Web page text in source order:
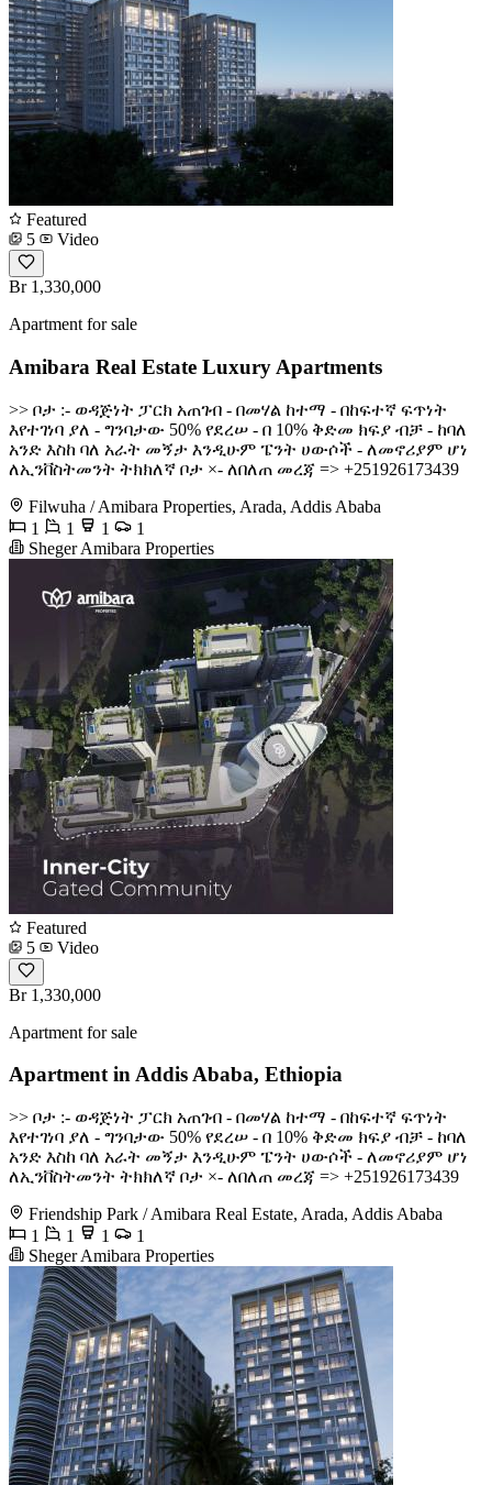
Featured
5
Video
Br 1,330,000
Apartment for sale
Amibara Real Estate Luxury Apartments
>> ቦታ :- ወዳጅነት ፓርክ አጠገብ - በመሃል ከተማ - በከፍተኛ ፍጥነት
እየተገነባ ያለ - ግንባታው 50% የደረሠ - በ 10% ቅድመ ክፍያ ብቻ - ከባለ
አንድ እስከ ባለ አራት መኝታ እንዲሁም ፔንት ሀውሶች - ለመኖሪያም ሆነ
ለኢንቨስትመንት ትክክለኛ ቦታ ×- ለበለጠ መረጃ => +251926173439
Filwuha / Amibara Properties, Arada, Addis Ababa
1
1 1
1
Sheger Amibara Properties
Featured
5
Video
Br 1,330,000
Apartment for sale
Apartment in Addis Ababa, Ethiopia
>> ቦታ :- ወዳጅነት ፓርክ አጠገብ - በመሃል ከተማ - በከፍተኛ ፍጥነት
እየተገነባ ያለ - ግንባታው 50% የደረሠ - በ 10% ቅድመ ክፍያ ብቻ - ከባለ
አንድ እስከ ባለ አራት መኝታ እንዲሁም ፔንት ሀውሶች - ለመኖሪያም ሆነ
ለኢንቨስትመንት ትክክለኛ ቦታ ×- ለበለጠ መረጃ => +251926173439
Friendship Park / Amibara Real Estate, Arada, Addis Ababa
1
1 1
1
Sheger Amibara Properties